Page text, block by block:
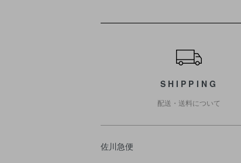
SHIPPING
配送・送料について
佐川急便